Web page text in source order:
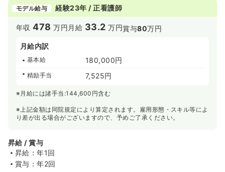
モデル給与 経験23年 / 正看護師
年収478 万円 月給 33.2 万円賞与80万円
月給内訳
基本給 180,000円
精励手当 7,525円
※月給には諸手当:144,600円含む
※上記金額は同院規定により算定されます。雇用形態・スキル等によ
り差が出る場合がございますので、予めご了承ください。
昇給 / 賞与
昇給：年1回
賞与：年2回